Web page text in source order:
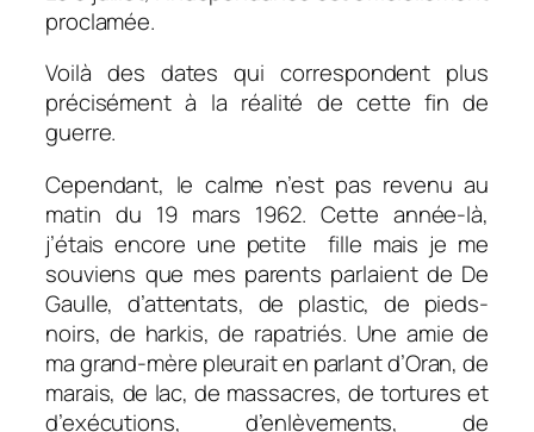
proclamée.
Voilà des dates qui correspondent plus
précisément à la réalité de cette fin de
guerre.
Cependant, le calme n’est pas revenu au
matin du 19 mars 1962. Cette année-là,
j’étais encore une petite fille mais je me
souviens que mes parents parlaient de De
Gaulle, d’attentats, de plastic, de pieds-
noirs, de harkis, de rapatriés. Une amie de
ma grand-mère pleurait en parlant d’Oran, de
marais, de lac, de massacres, de tortures et
d’exécutions, d’enlèvements, de